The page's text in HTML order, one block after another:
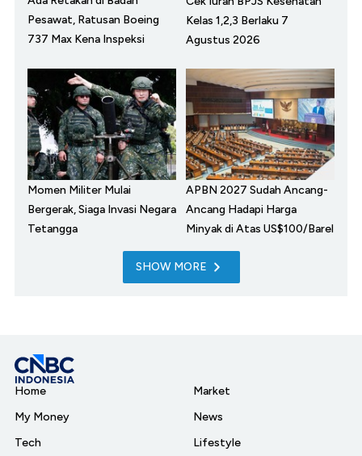
Pesawat, Ratusan Boeing
737 Max Kena Inspeksi
Kelas 1,2,3 Berlaku 7
Agustus 2026
Momen Militer Mulai
Bergerak, Siaga Invasi Negara
Tetangga
APBN 2027 Sudah Ancang-
Ancang Hadapi Harga
Minyak di Atas US$100/Barel
SHOW MORE
Home
My Money
Tech
Market
News
Lifestyle